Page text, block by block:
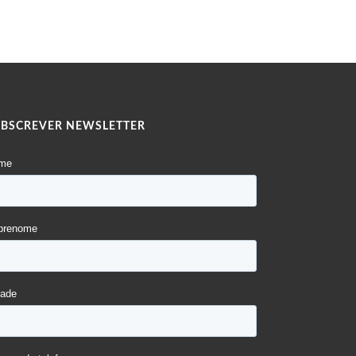
NEWSLETTER